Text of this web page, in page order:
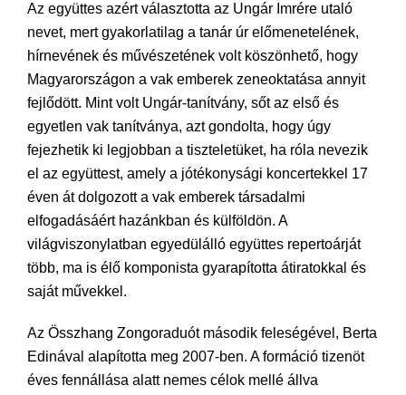
Az együttes azért választotta az Ungár Imrére utaló
nevet, mert gyakorlatilag a tanár úr előmenetelének,
hírnevének és művészetének volt köszönhető, hogy
Magyarországon a vak emberek zeneoktatása annyit
fejlődött. Mint volt Ungár-tanítvány, sőt az első és
egyetlen vak tanítványa, azt gondolta, hogy úgy
fejezhetik ki legjobban a tiszteletüket, ha róla nevezik
el az együttest, amely a jótékonysági koncertekkel 17
éven át dolgozott a vak emberek társadalmi
elfogadásáért hazánkban és külföldön. A
világviszonylatban egyedülálló együttes repertoárját
több, ma is élő komponista gyarapította átiratokkal és
saját művekkel.
Az Összhang Zongoraduót második feleségével, Berta
Edinával alapította meg 2007-ben. A formáció tizenöt
éves fennállása alatt nemes célok mellé állva